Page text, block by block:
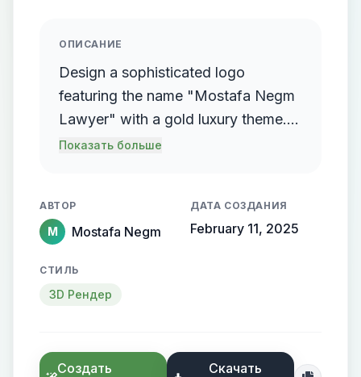
ОПИСАНИЕ
Design a sophisticated logo
featuring the name "Mostafa Negm
Lawyer" with a gold luxury theme.
The logo should incorporate a
protruding from the background,
creating a sense of motion and
Показать больше
АВТОР
M Mostafa Negm
ДАТА СОЗДАНИЯ
February 11, 2025
СТИЛЬ
3D Рендер
Создать
Скачать